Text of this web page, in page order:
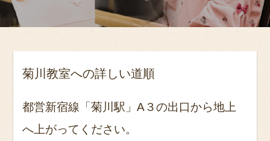
菊川教室への詳しい道順
都営新宿線「菊川駅」A３の出口から地上
へ上がってください。